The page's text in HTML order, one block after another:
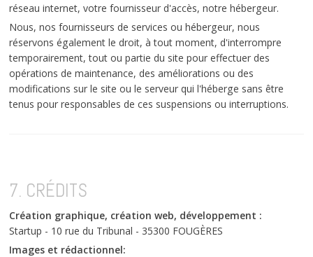
réseau internet, votre fournisseur d'accès, notre hébergeur.
Nous, nos fournisseurs de services ou hébergeur, nous
réservons également le droit, à tout moment, d'interrompre
temporairement, tout ou partie du site pour effectuer des
opérations de maintenance, des améliorations ou des
modifications sur le site ou le serveur qui l'héberge sans être
tenus pour responsables de ces suspensions ou interruptions.
7. CRÉDITS
Création graphique, création web, développement :
Startup - 10 rue du Tribunal - 35300 FOUGÈRES
Images et rédactionnel: